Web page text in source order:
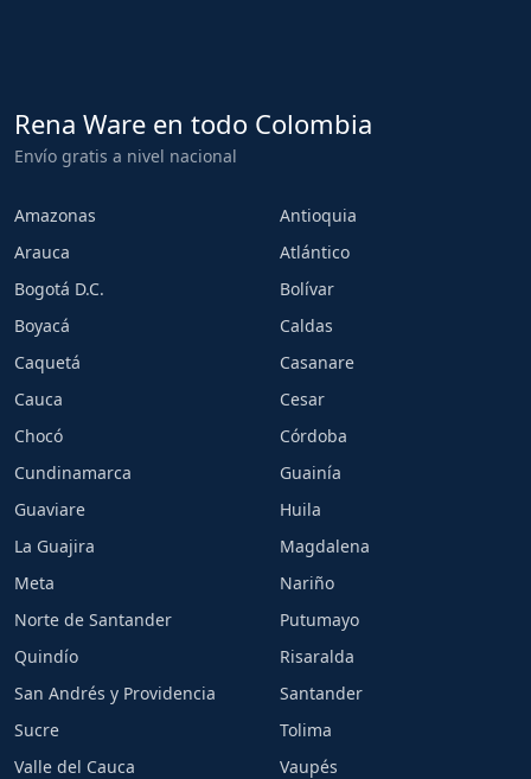
Rena Ware en todo Colombia
Envío gratis a nivel nacional
Amazonas
Antioquia
Arauca
Atlántico
Bogotá D.C.
Bolívar
Boyacá
Caldas
Caquetá
Casanare
Cauca
Cesar
Chocó
Córdoba
Cundinamarca
Guainía
Guaviare
Huila
La Guajira
Magdalena
Meta
Nariño
Norte de Santander
Putumayo
Quindío
Risaralda
San Andrés y Providencia
Santander
Sucre
Tolima
Valle del Cauca
Vaupés